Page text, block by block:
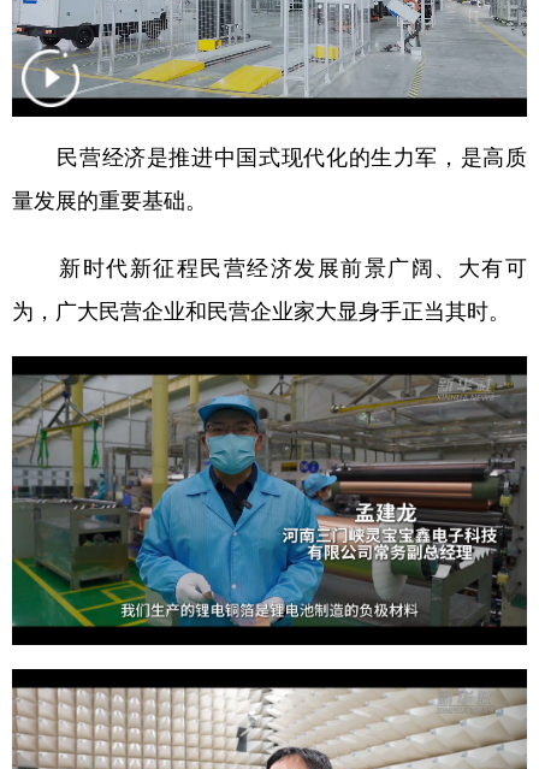
法律 中央文件 金融 汽车
食品 人居 信息化 数字经济
学术中国
城市 旅游 能源 会展
彩票 娱乐
公益 一带一路 亚太网 上市公司
文化产业
地方频道
北京 天津 河北 山西
辽宁 吉林 上海 江苏
福建 江西
山东 河南 湖北
四川 贵州 云南 西藏
陕西 甘肃 青海 宁夏
民营经济是推进中国式现代化的生力军，是高质
量发展的重要基础。
新时代新征程民营经济发展前景广阔、大有可
为，广大民营企业和民营企业家大显身手正当其时。